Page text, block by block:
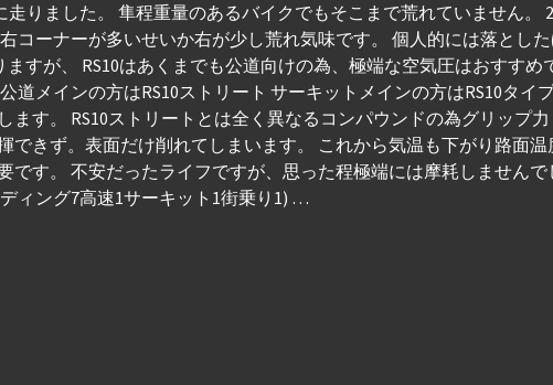
りました。 隼程重量のあるバイクでもそこまで荒れていません。 2
コーナーが多いせいか右が少し荒れ気味です。 個人的には落とし
すが、 RS10はあくまでも公道向けの為、極端な空気圧はおすすめ
メインの方はRS10ストリート サーキットメインの方はRS10タイ
す。 RS10ストリートとは全く異なるコンパウンドの為グリップ力
できず。表面だけ削れてしまいます。 これから気温も下がり路面
す。 不安だったライフですが、思った程極端には摩耗しません
ィング7高速1サーキット1街乗り1) …